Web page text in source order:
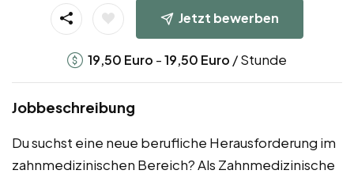
Jetzt bewerben
19,50 Euro -19,50 Euro / Stunde
Jobbeschreibung
Du suchst eine neue berufliche Herausforderung im
zahnmedizinischen Bereich? Als Zahnmedizinische